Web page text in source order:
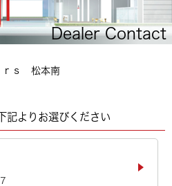
Dealer Contact
ｒｓ 松本南
記よりお選びください